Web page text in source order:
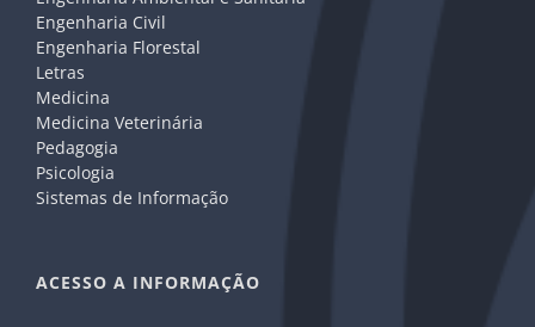
Engenharia Civil
Engenharia Florestal
Letras
Medicina
Medicina Veterinária
Pedagogia
Psicologia
Sistemas de Informação
ACESSO A INFORMAÇÃO